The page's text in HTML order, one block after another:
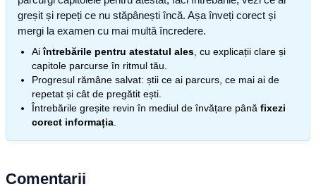
greșit și repeți ce nu stăpânești încă. Așa înveți corect și
mergi la examen cu mai multă încredere.
Aiîntrebările pentru atestatul ales , cu explicații clare și
capitole parcurse în ritmul tău.
Progresul rămâne salvat: știi ce ai parcurs, ce mai ai de
repetat și cât de pregătit ești.
Întrebările greșite revin în mediul de învățare până fixezi
corect informația
Comentarii